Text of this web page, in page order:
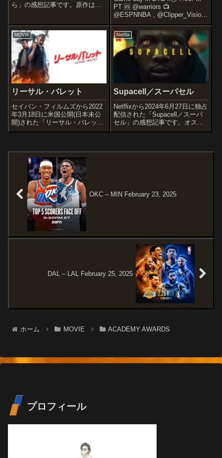
ら」の感想記事です。原作は稲
スメ度あらすじ＆予告編柔道の
腕前を買われて北海道警の刑事
となった諸星は、先輩刑事から
「刑事は...
PT 🆚 @warriors 📺
@ESPNNBA , @Clipper_Vision
📻 @AM570LASports,
@TuLigaRadio
pic.twitter.com/uqP...
MOVIE
リーサル・バレット
セイバン・フィルムズから2022
年3月18日に米国公開(日本未公
開)された「リーサル・バレッ
ト」の感想記事です。オススメ
官、ノリエガ将軍の独裁により
政治的混乱に見舞われていた。
一方、元海兵...
Netflix
Supacell／スーパセル
Netflixから2024年6月27日に独占
配信された「Supacell／スーパ
セル」の感想記事です。オスス
メ度あらすじ＆予告編南ロンド
ることに気付く。5人の力を集結
OKC – MIN February 23, 2025
DAL – LAL February 25, 2025
ホーム MOVIE ACADEMY AWARDS
プロフィール